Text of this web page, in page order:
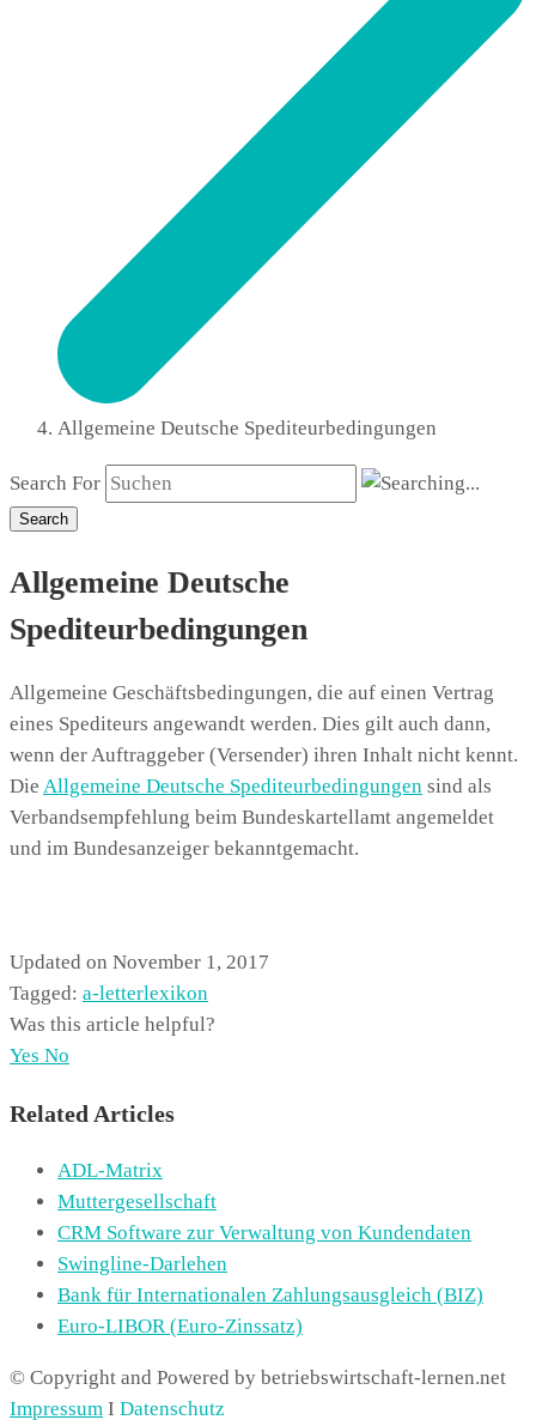
Allgemeine Deutsche Spediteurbedingungen
Search For
Search
Allgemeine Deutsche
Spediteurbedingungen
Allgemeine Geschäftsbedingungen, die auf einen Vertrag
eines Spediteurs angewandt werden. Dies gilt auch dann,
wenn der Auftraggeber (Versender) ihren Inhalt nicht kennt.
Die Allgemeine Deutsche Spediteurbedingungen sind als
Verbandsempfehlung beim Bundeskartellamt angemeldet
und im Bundesanzeiger bekanntgemacht.
Updated on November 1, 2017
Tagged: a-letterlexikon
Was this article helpful?
Yes No
Related Articles
ADL-Matrix
Muttergesellschaft
CRM Software zur Verwaltung von Kundendaten
Swingline-Darlehen
Bank für Internationalen Zahlungsausgleich (BIZ)
Euro-LIBOR (Euro-Zinssatz)
© Copyright and Powered by betriebswirtschaft-lernen.net
Impressum I Datenschutz